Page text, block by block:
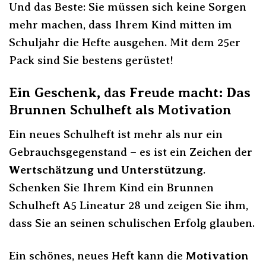
Und das Beste: Sie müssen sich keine Sorgen
mehr machen, dass Ihrem Kind mitten im
Schuljahr die Hefte ausgehen. Mit dem 25er
Pack sind Sie bestens gerüstet!
Ein Geschenk, das Freude macht: Das
Brunnen Schulheft als Motivation
Ein neues Schulheft ist mehr als nur ein
Gebrauchsgegenstand – es ist ein Zeichen der
Wertschätzung und Unterstützung.
Schenken Sie Ihrem Kind ein Brunnen
Schulheft A5 Lineatur 28 und zeigen Sie ihm,
dass Sie an seinen schulischen Erfolg glauben.
Ein schönes, neues Heft kann die Motivation